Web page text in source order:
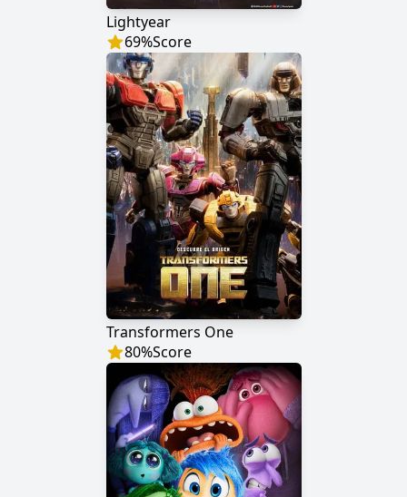
Lightyear
69%Score
Transformers One
80%Score